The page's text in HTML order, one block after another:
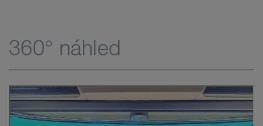
360° náhled